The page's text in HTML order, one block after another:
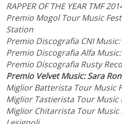
RAPPER OF THE YEAR TMF
Premio Mogol Tour Music Fest
Station
Premio Discografia CNI
Premio Discografia Alfa
Premio Discografia Rusty
Premio Velvet Music: Sara
Miglior Batterista Tour Music
Miglior Tastierista Tour Music
Miglior Chitarrista Tour Music